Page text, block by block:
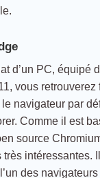
d’un PC, équipé
vous retrouverez
navigateur par
Comme il est
source
très intéressantes.
des